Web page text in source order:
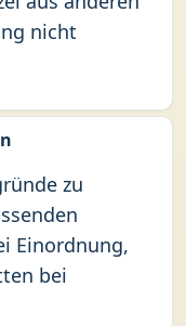
nicht
zu
Einordnung,
bei